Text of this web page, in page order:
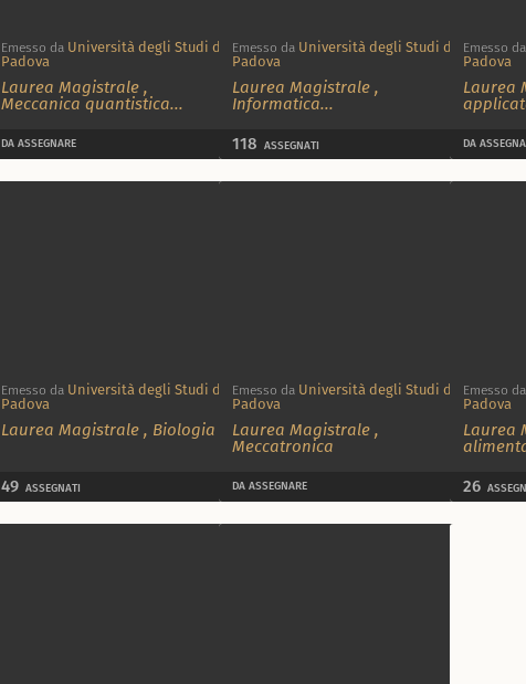
Emesso da Università degli Studi di
Padova
Laurea Magistrale ,
Meccanica quantistica...
DA ASSEGNARE
Emesso da Università degli Studi di
Padova
Laurea Magistrale ,
Informatica...
118 ASSEGNATI
Emesso da
Padova
Laurea
DA
Emesso da Università degli Studi di
Padova
Laurea Magistrale , Biologia
49 ASSEGNATI
Emesso da Università degli Studi di
Padova
Laurea Magistrale ,
Meccatronica
DA ASSEGNARE
Emesso da
Padova
Laurea
26